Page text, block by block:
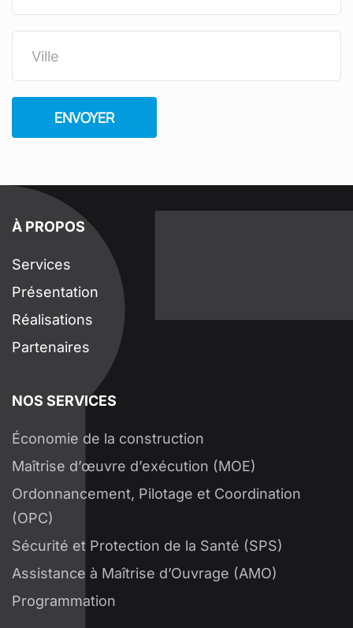
À PROPOS
Services
Présentation
Réalisations
Partenaires
NOS SERVICES
Économie de la construction
Maîtrise d’œuvre d’exécution (MOE)
Ordonnancement, Pilotage et Coordination
(OPC)
Sécurité et Protection de la Santé (SPS)
Assistance à Maîtrise d’Ouvrage (AMO)
Programmation